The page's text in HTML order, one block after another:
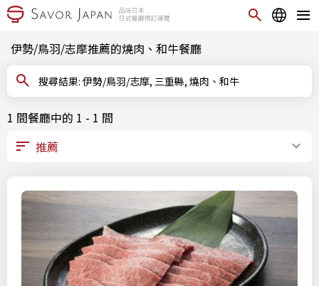
伊勢/鳥羽/志摩推薦的燒肉、和牛餐廳
搜尋結果: 伊勢/鳥羽/志摩, 三重縣, 燒肉、和牛
1 間餐廳中的 1 - 1 間